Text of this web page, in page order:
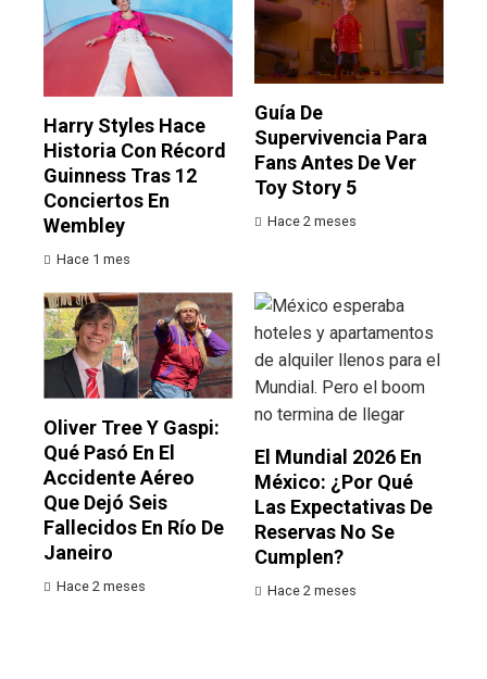
Harry Styles Hace
Historia Con Récord
Guinness Tras 12
Conciertos En
Wembley
Hace 1 mes
Guía De
Supervivencia Para
Fans Antes De Ver
Toy Story 5
Hace 2 meses
Oliver Tree Y Gaspi:
Qué Pasó En El
Accidente Aéreo
Que Dejó Seis
Fallecidos En Río De
Janeiro
Hace 2 meses
El Mundial 2026 En
México: ¿por Qué
Las Expectativas De
Reservas No Se
Cumplen?
Hace 2 meses